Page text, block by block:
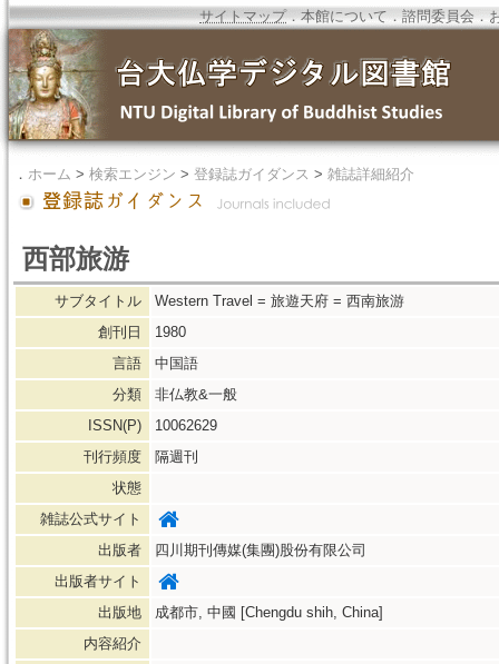
サイトマップ．本館について．諮問委員会．
． ホーム > 検索エンジン > 登録誌ガイダンス > 雑誌詳細紹介
西部旅游
サブタイトル
Western Travel = 旅遊天府 = 西南旅游
創刊日
1980
言語
中国語
分類
非仏教&一般
ISSN(P)
10062629
刊行頻度
隔週刊
状態
雑誌公式サイト
出版者
四川期刊傳媒(集團)股份有限公司
出版者サイト
出版地
成都市, 中國 [Chengdu shih, China]
内容紹介